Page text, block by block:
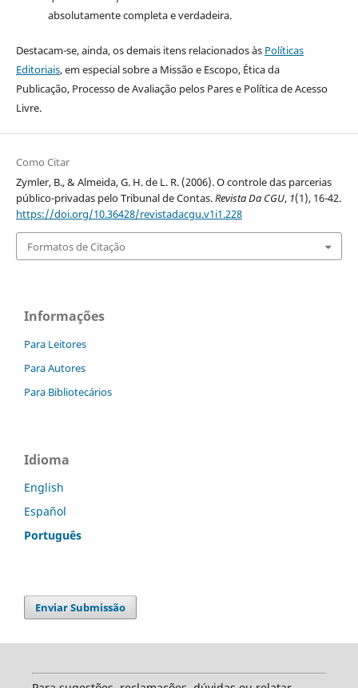
absolutamente completa e verdadeira.
Destacam-se, ainda, os demais itens relacionados às Políticas
Editoriais, em especial sobre a Missão e Escopo, Ética da
Publicação, Processo de Avaliação pelos Pares e Política de Acesso
Livre.
Como Citar
Zymler, B., & Almeida, G. H. de L. R. (2006). O controle das parcerias
público-privadas pelo Tribunal de Contas.Revista Da CGU, 1(1), 16-42.
https://doi.org/10.36428/revistadacgu.v1i1.228
Formatos de Citação
Informações
Para Leitores
Para Autores
Para Bibliotecários
Idioma
English
Español
Português
Enviar Submissão